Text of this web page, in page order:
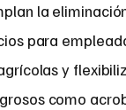
la
para
y
como